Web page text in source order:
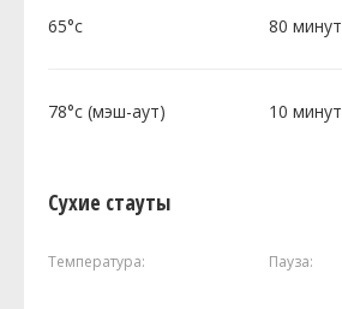
65°c 80 минут
78°c (мэш-аут) 10 минут
Сухие стауты
Температура: Пауза: